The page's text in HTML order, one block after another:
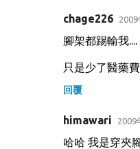
chage226
腳架都踢輸我....
只是少了醫藥
回覆
himawari 2009
哈哈 我是穿夾